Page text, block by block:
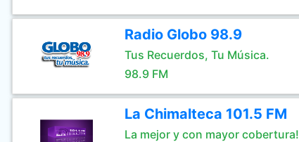
Radio Globo 98.9
Tus Recuerdos, Tu Música.
98.9 FM
La Chimalteca 101.5 FM
La mejor y con mayor cobertura!